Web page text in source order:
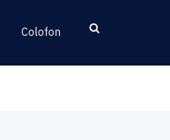
Colofon